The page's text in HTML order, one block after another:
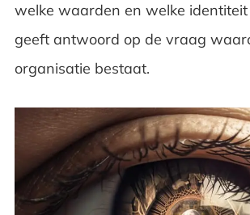
welke waarden en welke identiteit
geeft antwoord op de vraag
organisatie bestaat.